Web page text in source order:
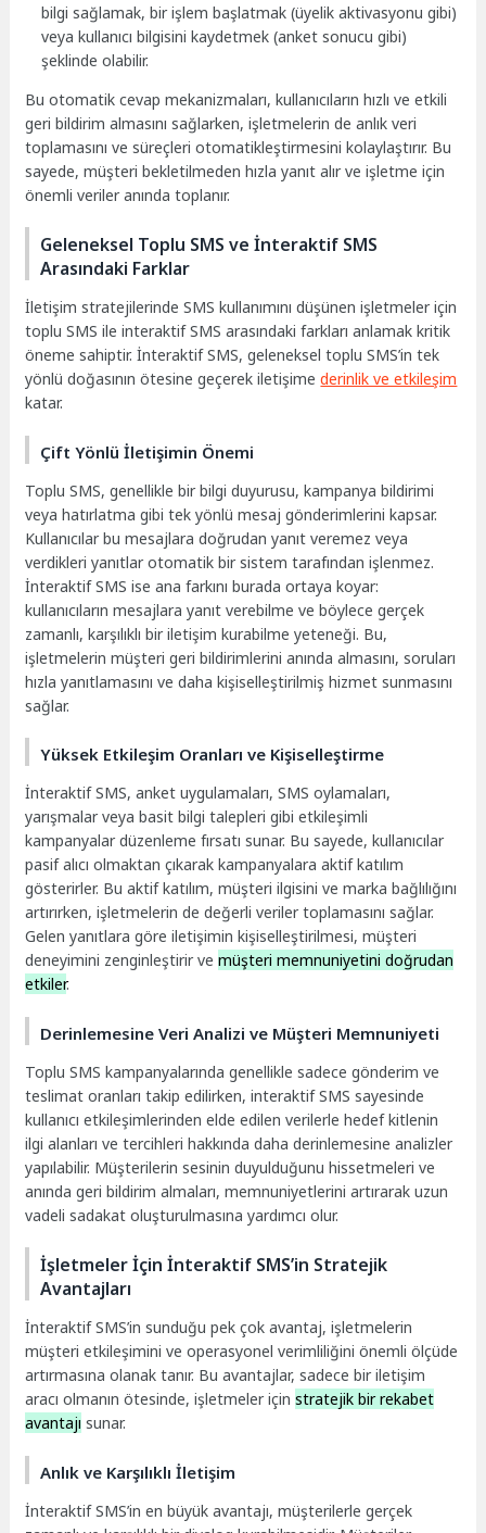
bilgi sağlamak, bir işlem başlatmak (üyelik aktivasyonu gibi)
veya kullanıcı bilgisini kaydetmek (anket sonucu gibi)
şeklinde olabilir.
Bu otomatik cevap mekanizmaları, kullanıcıların hızlı ve etkili
geri bildirim almasını sağlarken, işletmelerin de anlık veri
toplamasını ve süreçleri otomatikleştirmesini kolaylaştırır. Bu
sayede, müşteri bekletilmeden hızla yanıt alır ve işletme için
önemli veriler anında toplanır.
Geleneksel Toplu SMS ve İnteraktif SMS
Arasındaki Farklar
İletişim stratejilerinde SMS kullanımını düşünen işletmeler için
toplu SMS ile interaktif SMS arasındaki farkları anlamak kritik
öneme sahiptir. İnteraktif SMS, geleneksel toplu SMS’in tek
yönlü doğasının ötesine geçerek iletişimederinlik ve etkileşim
katar.
Çift Yönlü İletişimin Önemi
Toplu SMS, genellikle bir bilgi duyurusu, kampanya bildirimi
veya hatırlatma gibi tek yönlü mesaj gönderimlerini kapsar.
Kullanıcılar bu mesajlara doğrudan yanıt veremez veya
verdikleri yanıtlar otomatik bir sistem tarafından işlenmez.
İnteraktif SMS ise ana farkını burada ortaya koyar:
kullanıcıların mesajlara yanıt verebilme ve böylece gerçek
zamanlı, karşılıklı bir iletişim kurabilme yeteneği. Bu,
işletmelerin müşteri geri bildirimlerini anında almasını, soruları
hızla yanıtlamasını ve daha kişiselleştirilmiş hizmet sunmasını
sağlar.
Yüksek Etkileşim Oranları ve Kişiselleştirme
İnteraktif SMS, anket uygulamaları, SMS oylamaları,
yarışmalar veya basit bilgi talepleri gibi etkileşimli
kampanyalar düzenleme fırsatı sunar. Bu sayede, kullanıcılar
pasif alıcı olmaktan çıkarak kampanyalara aktif katılım
gösterirler. Bu aktif katılım, müşteri ilgisini ve marka bağlılığını
artırırken, işletmelerin de değerli veriler toplamasını sağlar.
Gelen yanıtlara göre iletişimin kişiselleştirilmesi, müşteri
deneyimini zenginleştirir vemüşteri memnuniyetini doğrudan
etkiler.
Derinlemesine Veri Analizi ve Müşteri Memnuniyeti
Toplu SMS kampanyalarında genellikle sadece gönderim ve
teslimat oranları takip edilirken, interaktif SMS sayesinde
kullanıcı etkileşimlerinden elde edilen verilerle hedef kitlenin
ilgi alanları ve tercihleri hakkında daha derinlemesine analizler
yapılabilir. Müşterilerin sesinin duyulduğunu hissetmeleri ve
anında geri bildirim almaları, memnuniyetlerini artırarak uzun
vadeli sadakat oluşturulmasına yardımcı olur.
İşletmeler İçin İnteraktif SMS’in Stratejik
Avantajları
İnteraktif SMS’in sunduğu pek çok avantaj, işletmelerin
müşteri etkileşimini ve operasyonel verimliliğini önemli ölçüde
artırmasına olanak tanır. Bu avantajlar, sadece bir iletişim
aracı olmanın ötesinde, işletmeler içinstratejik bir rekabet
avantajı sunar.
Anlık ve Karşılıklı İletişim
İnteraktif SMS’in en büyük avantajı, müşterilerle gerçek